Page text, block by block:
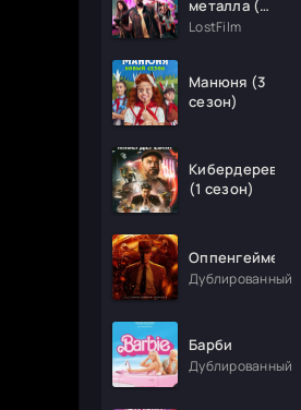
металла (1
сезон)
LostFilm
Манюня (3
сезон)
Кибердеревня
(1 сезон)
Оппенгеймер
Дублированный
Барби
Дублированный